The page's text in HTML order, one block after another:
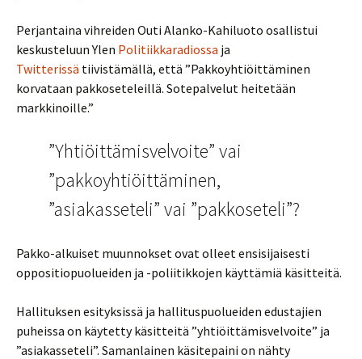
Perjantaina vihreiden Outi Alanko-Kahiluoto osallistui
keskusteluun Ylen Politiikkaradiossa ja
Twitterissä tiivistämällä, että ”Pakkoyhtiöittäminen
korvataan pakkoseteleillä. Sotepalvelut heitetään
markkinoille.”
”Yhtiöittämisvelvoite” vai
”pakkoyhtiöittäminen,
”asiakasseteli” vai ”pakkoseteli”?
Pakko-alkuiset muunnokset ovat olleet ensisijaisesti
oppositiopuolueiden ja -poliitikkojen käyttämiä käsitteitä.
Hallituksen esityksissä ja hallituspuolueiden edustajien
puheissa on käytetty käsitteitä ”yhtiöittämisvelvoite” ja
”asiakasseteli”. Samanlainen käsitepaini on nähty